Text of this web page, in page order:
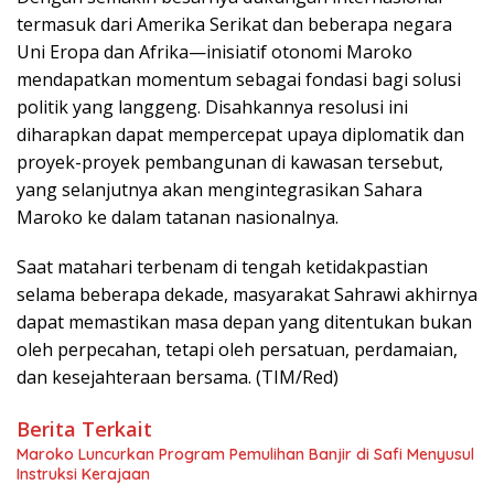
termasuk dari Amerika Serikat dan beberapa negara
Uni Eropa dan Afrika—inisiatif otonomi Maroko
mendapatkan momentum sebagai fondasi bagi solusi
politik yang langgeng. Disahkannya resolusi ini
diharapkan dapat mempercepat upaya diplomatik dan
proyek-proyek pembangunan di kawasan tersebut,
yang selanjutnya akan mengintegrasikan Sahara
Maroko ke dalam tatanan nasionalnya.
Saat matahari terbenam di tengah ketidakpastian
selama beberapa dekade, masyarakat Sahrawi akhirnya
dapat memastikan masa depan yang ditentukan bukan
oleh perpecahan, tetapi oleh persatuan, perdamaian,
dan kesejahteraan bersama. (TIM/Red)
Berita Terkait
Maroko Luncurkan Program Pemulihan Banjir di Safi Menyusul
Instruksi Kerajaan